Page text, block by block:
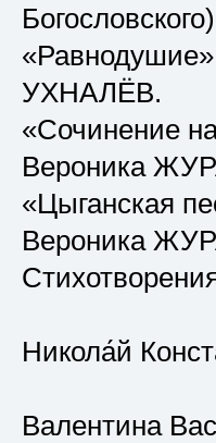
УХНАЛЁВ.
«Сочинение
Вероника
«Цыганская
Вероника
Никола́й
Валентина